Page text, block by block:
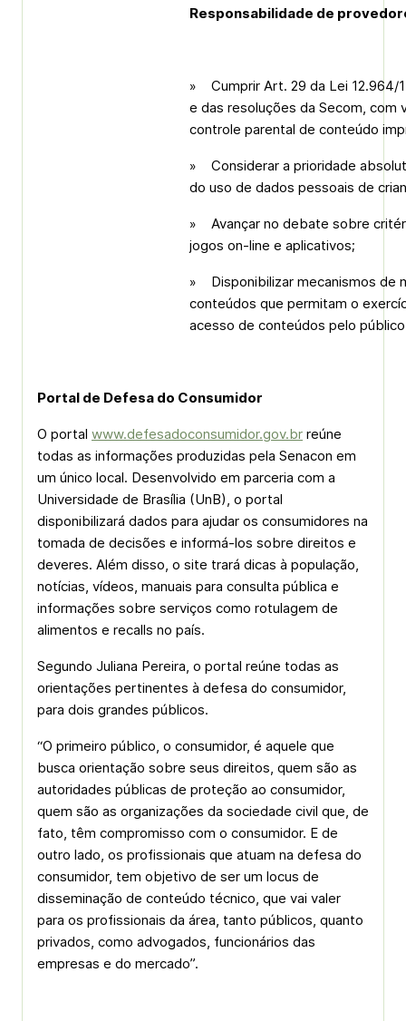
Responsabilidade de
» Cumprir Art. 29 da Lei 12.964/
e das resoluções da Secom, com
controle parental de conteúdo
» Considerar a prioridade
do uso de dados pessoais de
» Avançar no debate sobre
jogos on-line e aplicativos;
» Disponibilizar mecanismos de
conteúdos que permitam o
acesso de conteúdos pelo
Portal de Defesa do Consumidor
O portal www.defesadoconsumidor.gov.br reúne
todas as informações produzidas pela Senacon em
um único local. Desenvolvido em parceria com a
Universidade de Brasília (UnB), o portal
disponibilizará dados para ajudar os consumidores na
tomada de decisões e informá-los sobre direitos e
deveres. Além disso, o site trará dicas à população,
notícias, vídeos, manuais para consulta pública e
informações sobre serviços como rotulagem de
alimentos e recalls no país.
Segundo Juliana Pereira, o portal reúne todas as
orientações pertinentes à defesa do consumidor,
para dois grandes públicos.
“O primeiro público, o consumidor, é aquele que
busca orientação sobre seus direitos, quem são as
autoridades públicas de proteção ao consumidor,
quem são as organizações da sociedade civil que, de
fato, têm compromisso com o consumidor. E de
outro lado, os profissionais que atuam na defesa do
consumidor, tem objetivo de ser um locus de
disseminação de conteúdo técnico, que vai valer
para os profissionais da área, tanto públicos, quanto
privados, como advogados, funcionários das
empresas e do mercado”.